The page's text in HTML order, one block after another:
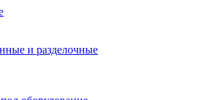
и разделочные